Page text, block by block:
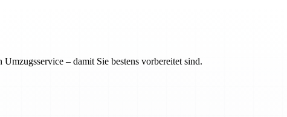
– damit Sie bestens vorbereitet sind.